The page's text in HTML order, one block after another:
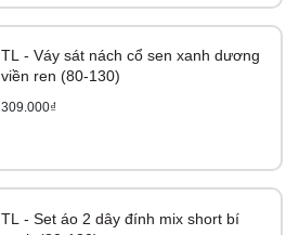
TL - Váy sát nách cổ sen xanh dương
viền ren (80-130)
309.000₫
TL - Set áo 2 dây đính mix short bí